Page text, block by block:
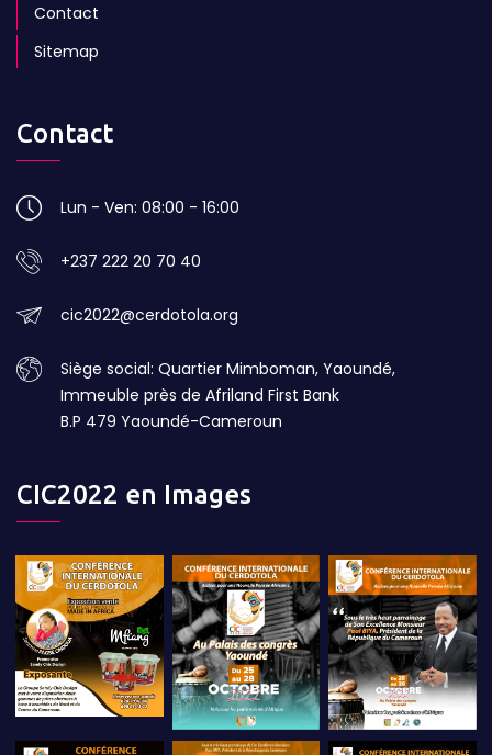
Contact
Sitemap
Contact
Lun - Ven: 08:00 - 16:00
+237 222 20 70 40
cic2022@cerdotola.org
Siège social: Quartier Mimboman, Yaoundé,
Immeuble près de Afriland First Bank
B.P 479 Yaoundé-Cameroun
CIC2022 en Images